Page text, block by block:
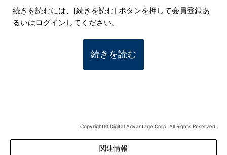
続きを読むには、[続きを読む] ボタンを押して会員登録あ
るいはログインしてください。
続きを読む
Copyright© Digital Advantage Corp. All Rights Reserved.
関連情報